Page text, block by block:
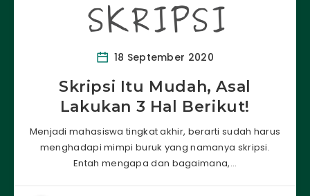
18 September 2020
Skripsi Itu Mudah, Asal
Lakukan 3 Hal Berikut!
Menjadi mahasiswa tingkat akhir, berarti sudah harus
menghadapi mimpi buruk yang namanya skripsi.
Entah mengapa dan bagaimana,…